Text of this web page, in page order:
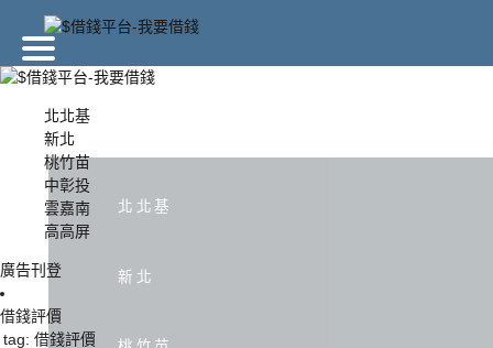
北北基
新北
北北基
新北
桃竹苗
中彰投
雲嘉南
高高屏
廣告刊登
借錢評價
tag: 借錢評價